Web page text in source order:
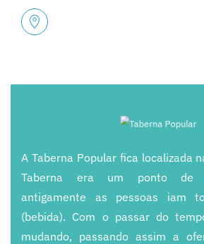
A Taberna Popular fica localizada
Taberna era um ponto de
antigamente as pessoas iam
(bebida). Com o passar do
mudando, passando assim a